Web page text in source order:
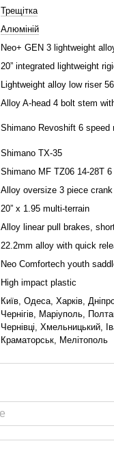
Трещітка
Алюміній
Neo+ GEN 3 lightweight
20” integrated lightweight
Lightweight alloy low riser
Alloy A-head 4 bolt stem
Shimano Revoshift 6 speed
Shimano TX-35
Shimano MF TZ06 14-28T
Alloy oversize 3 piece
20” x 1.95 multi-terrain
Alloy linear pull brakes,
22.2mm alloy with quick
Neo Comfortech youth
High impact plastic
Київ, Одеса, Харків,
Чернігів, Маріуполь,
Чернівці, Хмельницький,
Краматорськ, Мелітополь